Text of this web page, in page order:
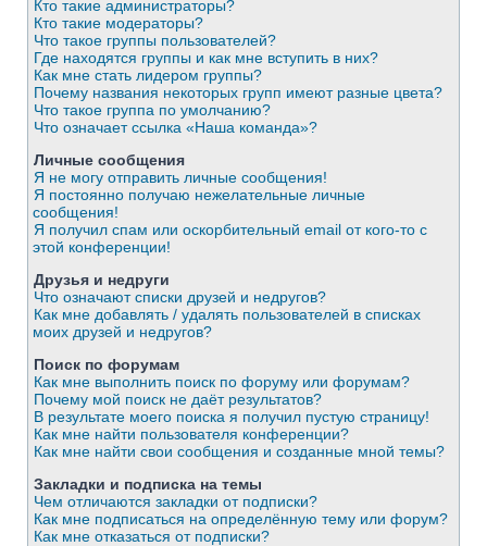
Кто такие администраторы?
Кто такие модераторы?
Что такое группы пользователей?
Где находятся группы и как мне вступить в них?
Как мне стать лидером группы?
Почему названия некоторых групп имеют разные цвета?
Что такое группа по умолчанию?
Что означает ссылка «Наша команда»?
Личные сообщения
Я не могу отправить личные сообщения!
Я постоянно получаю нежелательные личные
сообщения!
Я получил спам или оскорбительный email от кого-то с
этой конференции!
Друзья и недруги
Что означают списки друзей и недругов?
Как мне добавлять / удалять пользователей в списках
моих друзей и недругов?
Поиск по форумам
Как мне выполнить поиск по форуму или форумам?
Почему мой поиск не даёт результатов?
В результате моего поиска я получил пустую страницу!
Как мне найти пользователя конференции?
Как мне найти свои сообщения и созданные мной темы?
Закладки и подписка на темы
Чем отличаются закладки от подписки?
Как мне подписаться на определённую тему или форум?
Как мне отказаться от подписки?